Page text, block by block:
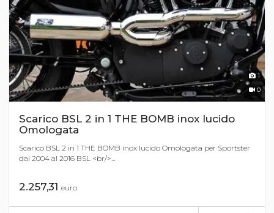
1
0
Scarico BSL 2 in 1 THE BOMB inox lucido
Omologata
Scarico BSL 2 in 1 THE BOMB inox lucido Omologata per Sportster
dal 2004 al 2016 BSL <br/>...
2.257,31 euro